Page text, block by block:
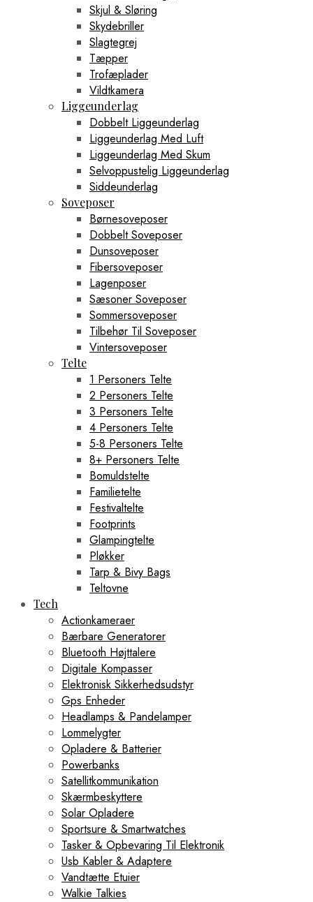
Skjul & Sløring
Skydebriller
Slagtegrej
Tæpper
Trofæplader
Vildtkamera
Liggeunderlag
Dobbelt Liggeunderlag
Liggeunderlag Med Luft
Liggeunderlag Med Skum
Selvoppustelig Liggeunderlag
Siddeunderlag
Soveposer
Børnesoveposer
Dobbelt Soveposer
Dunsoveposer
Fibersoveposer
Lagenposer
Sæsoner Soveposer
Sommersoveposer
Tilbehør Til Soveposer
Vintersoveposer
Telte
1 Personers Telte
2 Personers Telte
3 Personers Telte
4 Personers Telte
5-8 Personers Telte
8+ Personers Telte
Bomuldstelte
Familietelte
Festivaltelte
Footprints
Glampingtelte
Pløkker
Tarp & Bivy Bags
Teltovne
Tech
Actionkameraer
Bærbare Generatorer
Bluetooth Højttalere
Digitale Kompasser
Elektronisk Sikkerhedsudstyr
Gps Enheder
Headlamps & Pandelamper
Lommelygter
Opladere & Batterier
Powerbanks
Satellitkommunikation
Skærmbeskyttere
Solar Opladere
Sportsure & Smartwatches
Tasker & Opbevaring Til Elektronik
Usb Kabler & Adaptere
Vandtætte Etuier
Walkie Talkies